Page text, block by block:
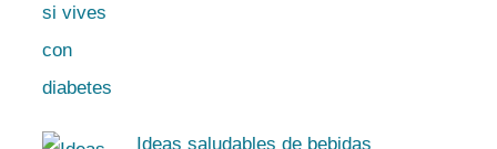
Ideas saludables de bebidas